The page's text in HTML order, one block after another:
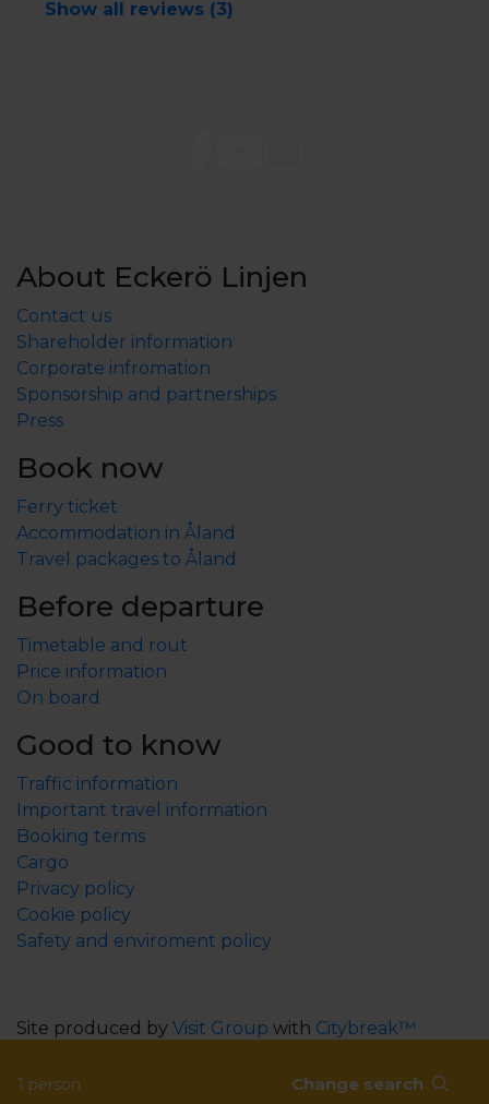
1 person Change search
Show all reviews (3)
About Eckerö Linjen
Contact us
Shareholder information
Corporate infromation
Sponsorship and partnerships
Press
Book now
Ferry ticket
Accommodation in Åland
Travel packages to Åland
Before departure
Timetable and rout
Price information
On board
Good to know
Traffic information
Important travel information
Booking terms
Cargo
Privacy policy
Cookie policy
Safety and enviroment policy
Site produced by Visit Group with Citybreak™
WEBX CMS